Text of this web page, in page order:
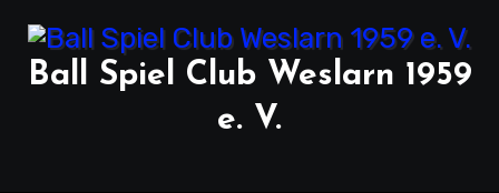
Ball Spiel Club Weslarn 1959
e. V.